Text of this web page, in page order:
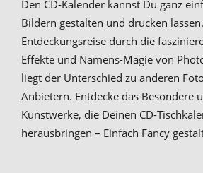
Den CD-Kalender kannst Du ganz
Bildern gestalten und drucken
Entdeckungsreise durch die
Effekte und Namens-Magie von
liegt der Unterschied zu anderen
Anbietern. Entdecke das Besondere
Kunstwerke, die Deinen CD-
herausbringen – Einfach Fancy